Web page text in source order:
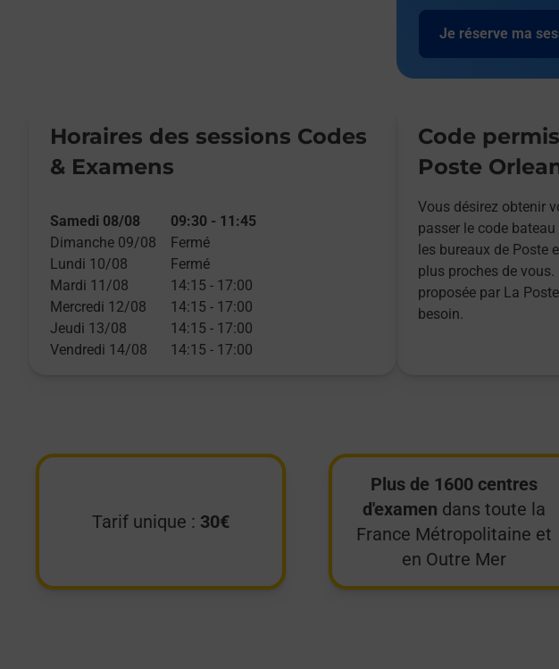
Je réserve ma
Horaires des sessions Codes
& Examens
Samedi 08/08 09:30 - 11:45
Dimanche 09/08
Fermé
Lundi 10/08
Fermé
Mardi 11/08
14:15 - 17:00
Mercredi 12/08
14:15 - 17:00
Jeudi 13/08
14:15 - 17:00
Vendredi 14/08
14:15 - 17:00
Code
Poste
Vous désirez obtenir
passer le code
les bureaux de Poste
plus proches de vous.
proposée par La
besoin.
Tarif unique : 30€
Plus de 1600 centres
d'examen dans toute la
France Métropolitaine et
en Outre Mer